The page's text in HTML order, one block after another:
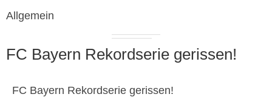
Allgemein
FC Bayern Rekordserie gerissen!
FC Bayern Rekordserie gerissen!